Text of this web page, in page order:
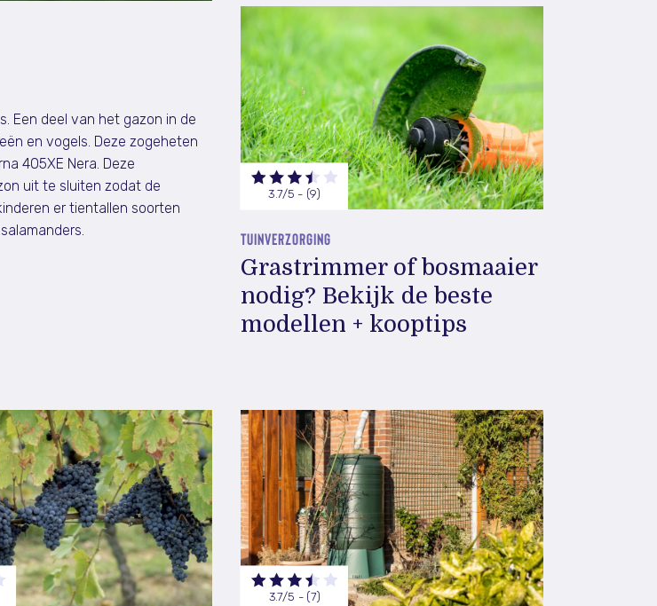
Een deel van het gazon in de
en vogels. Deze zogeheten
405XE Nera. Deze
uit te sluiten zodat de
er tientallen soorten
3.7/5 - (9)
TUINVERZORGING
Grastrimmer of bosmaaier
nodig? Bekijk de beste
modellen + kooptips
3.7/5 - (7)